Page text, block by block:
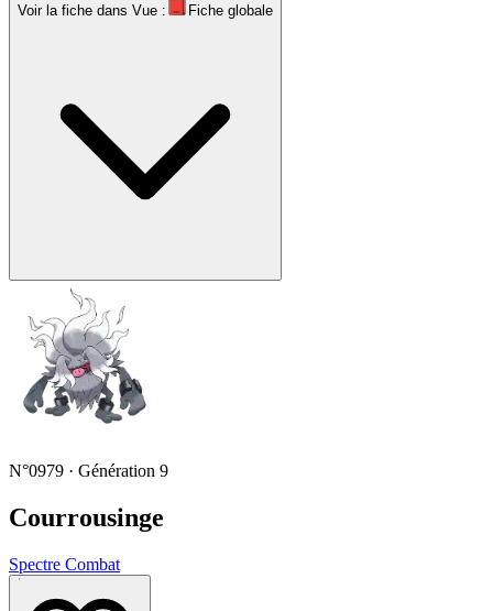
Voir la fiche dans Vue : Fiche globale
N°0979 · Génération 9
Courrousinge
Spectre Combat